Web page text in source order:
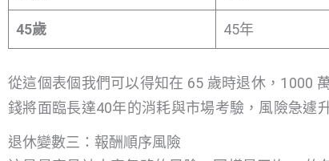
45歲 45年
從這個表個我們可以得知在 65 歲時退休，1000
錢將面臨長達40年的消耗與市場考驗，風險急遽
退休變數三：報酬順序風險